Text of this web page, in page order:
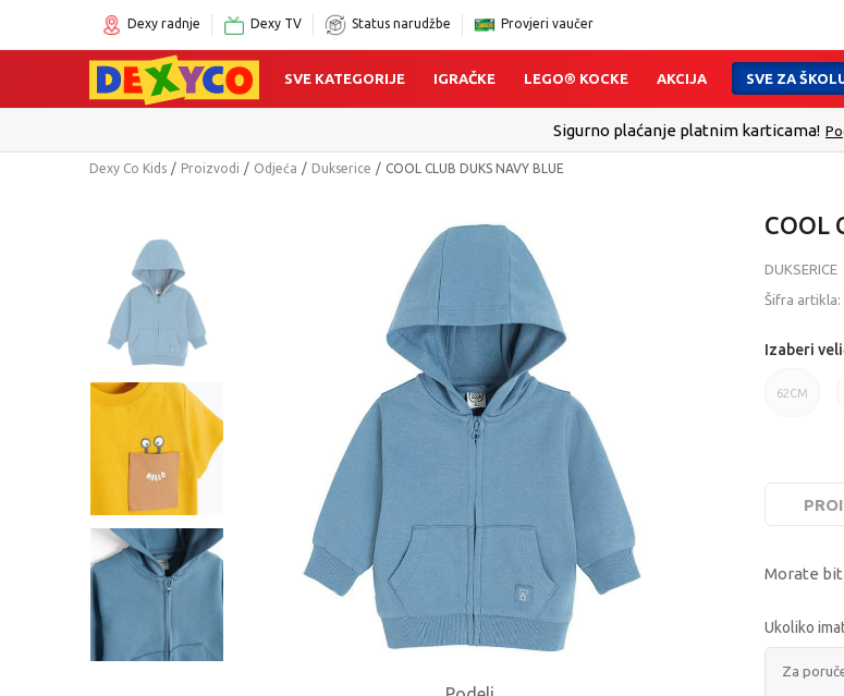
Dexy radnje Dexy TV Status narudžbe Provjeri vaučer
SVE KATEGORIJE IGRAČKE LEGO® KOCKE AKCIJA SVE ZA
Sigurno plaćanje platnim karticama!
Dexy Co Kids Proizvodi Odjeća Dukserice COOL CLUB DUKS NAVY BLUE
COOL
DUKSERICE
Šifra artikla:
Izaberi
62CM
Morate
Ukoliko